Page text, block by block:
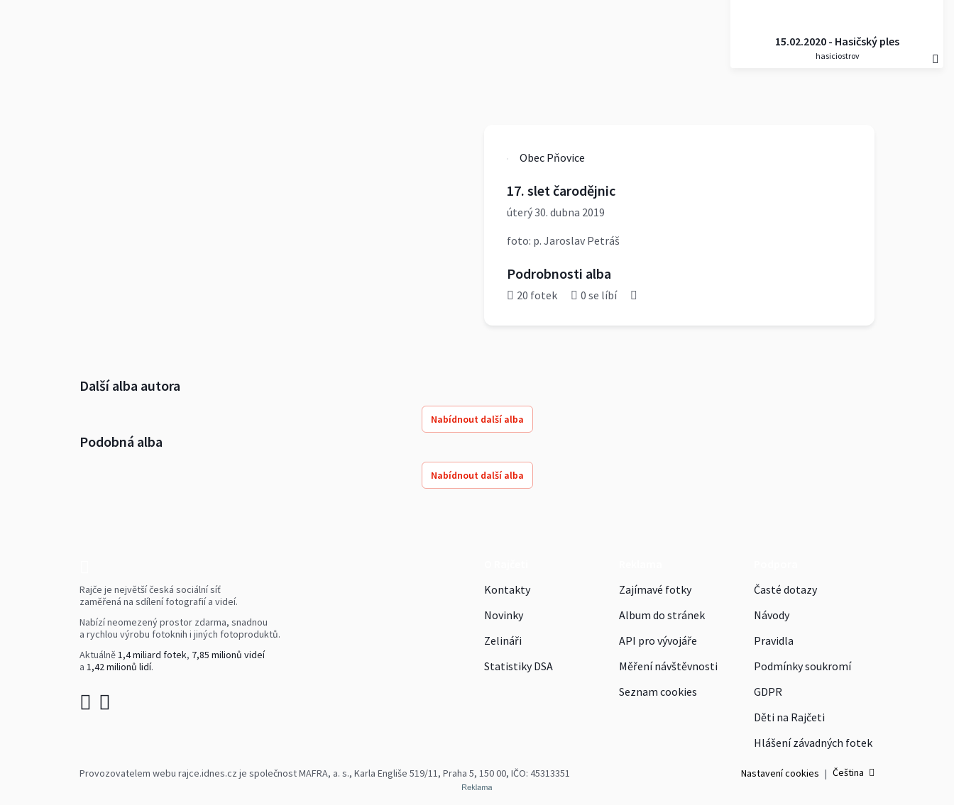
15.02.2020 - Hasičský ples
(Ostrožská Nová Ves)
hasiciostrov
Obec Pňovice
17. slet čarodějnic
úterý 30. dubna 2019
foto: p. Jaroslav Petráš
Podrobnosti alba
20 fotek 0 se líbí
Další alba autora
Nabídnout další alba
Podobná alba
Nabídnout další alba
Rajče je největší česká sociální síť
zaměřená na sdílení fotografií a videí.
Nabízí neomezený prostor zdarma, snadnou
a rychlou výrobu fotoknih i jiných fotoproduktů.
Aktuálně1,4 miliard fotek, 7,85 milionů videí
a 1,42 milionů lidí.
Kontakty
Novinky
Zelináři
Statistiky DSA
Zajímavé fotky
Album do stránek
API pro vývojáře
Měření návštěvnosti
Seznam cookies
Časté dotazy
Návody
Pravidla
Podmínky soukromí
GDPR
Děti na Rajčeti
Hlášení závadných fotek
Provozovatelem webu rajce.idnes.cz je společnost MAFRA, a. s., Karla Engliše 519/11, Praha 5, 150 00, IČO: 45313351 Nastavení cookies | Čeština